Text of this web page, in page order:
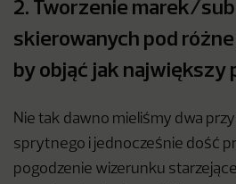
2. Tworzenie marek/
skierowanych pod
by objąć jak
Nie tak dawno mieliśmy dwa
sprytnego i jednocześnie dość
pogodzenie wizerunku